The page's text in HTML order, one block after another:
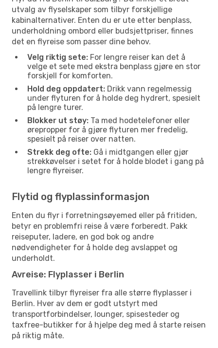
utvalg av flyselskaper som tilbyr forskjellige
kabinalternativer. Enten du er ute etter benplass,
underholdning ombord eller budsjettpriser, finnes
det en flyreise som passer dine behov.
Velg riktig sete: For lengre reiser kan det å
velge et sete med ekstra benplass gjøre en stor
forskjell for komforten.
Hold deg oppdatert: Drikk vann regelmessig
under flyturen for å holde deg hydrert, spesielt
på lengre turer.
Blokker ut støy: Ta med hodetelefoner eller
ørepropper for å gjøre flyturen mer fredelig,
spesielt på reiser over natten.
Strekk deg ofte: Gå i midtgangen eller gjør
strekkøvelser i setet for å holde blodet i gang på
lengre flyreiser.
Flytid og flyplassinformasjon
Enten du flyr i forretningsøyemed eller på fritiden,
betyr en problemfri reise å være forberedt. Pakk
reiseputer, ladere, en god bok og andre
nødvendigheter for å holde deg avslappet og
underholdt.
Avreise: Flyplasser i Berlin
Travellink tilbyr flyreiser fra alle større flyplasser i
Berlin. Hver av dem er godt utstyrt med
transportforbindelser, lounger, spisesteder og
taxfree-butikker for å hjelpe deg med å starte reisen
på riktig måte.